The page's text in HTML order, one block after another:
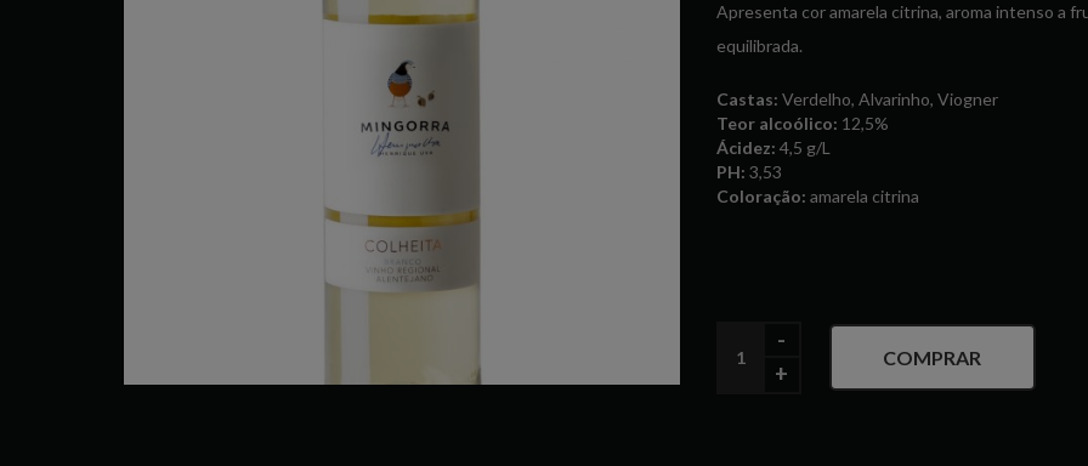
Apresenta cor amarela citrina, aroma intenso a
equilibrada.
Castas: Verdelho, Alvarinho, Viogner
Teor alcoólico: 12,5%
Ácidez: 4,5 g/L
PH: 3,53
Coloração: amarela citrina
COMPRAR